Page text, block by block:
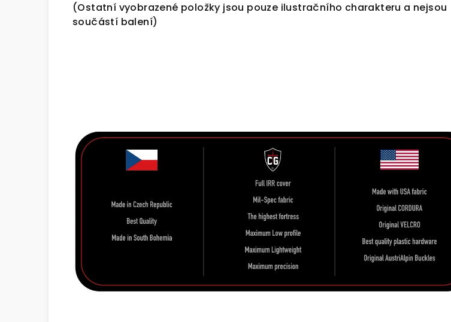
(Ostatní vyobrazené položky jsou pouze ilustračního charakteru a nejsou
součástí balení)